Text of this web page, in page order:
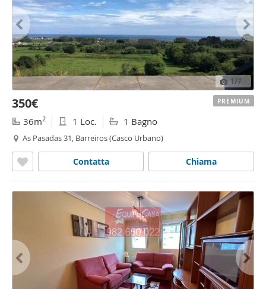
1/7
350€
36m2 1 Loc. 1 Bagno
As Pasadas 31, Barreiros (Casco Urbano)
Chiama
Contatta
PREMIUM